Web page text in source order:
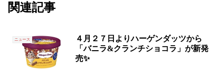
関連記事
ニュース
４月２７日よりハーゲンダッツから
「バニラ&クランチショコラ」が新発
売✨